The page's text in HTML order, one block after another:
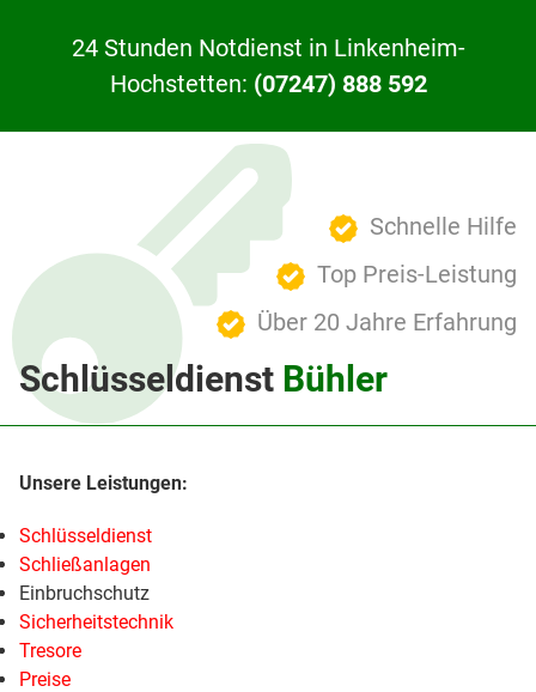
24 Stunden Notdienst in Linkenheim-
Hochstetten: (07247) 888 592
Schnelle Hilfe
Top Preis-Leistung
Über 20 Jahre Erfahrung
Schlüsseldienst Bühler
Schlüsseldienst
Schließanlagen
Einbruchschutz
Sicherheitstechnik
Tresore
Preise